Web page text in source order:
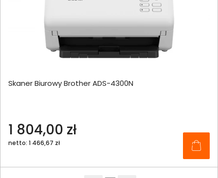
Skaner Biurowy Brother ADS-4300N
1 804,00 zł
netto: 1 466,67 zł